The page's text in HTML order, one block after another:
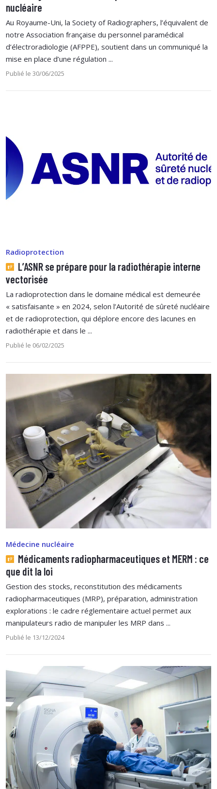
nucléaire
Au Royaume-Uni, la Society of Radiographers, l’équivalent de
notre Association française du personnel paramédical
d’électroradiologie (AFPPE), soutient dans un communiqué la
mise en place d’une régulation ...
Publié le 30/06/2025
Radioprotection
L’ASNR se prépare pour la radiothérapie interne
vectorisée
La radioprotection dans le domaine médical est demeurée
« satisfaisante » en 2024, selon l’Autorité de sûreté nucléaire
et de radioprotection, qui déplore encore des lacunes en
radiothérapie et dans le ...
Publié le 06/02/2025
Médecine nucléaire
Médicaments radiopharmaceutiques et MERM : ce
que dit la loi
Gestion des stocks, reconstitution des médicaments
radiopharmaceutiques (MRP), préparation, administration
explorations : le cadre réglementaire actuel permet aux
manipulateurs radio de manipuler les MRP dans ...
Publié le 13/12/2024